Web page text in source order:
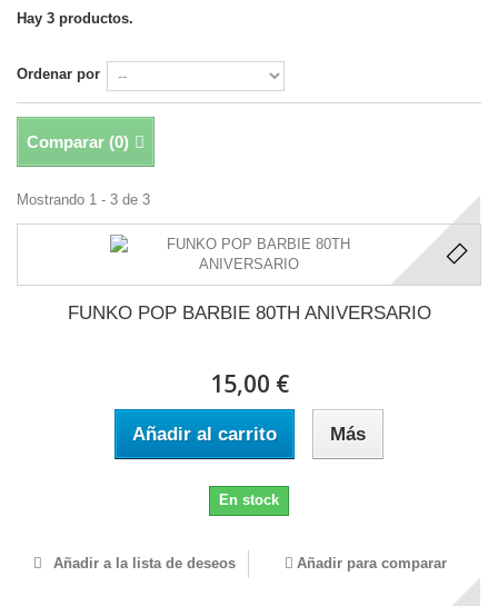
Hay 3 productos.
Ordenar por
Comparar (0)
Mostrando 1 - 3 de 3
FUNKO POP BARBIE 80TH ANIVERSARIO
15,00 €
Añadir al carrito Más
En stock
Añadir a la lista de deseos Añadir para comparar